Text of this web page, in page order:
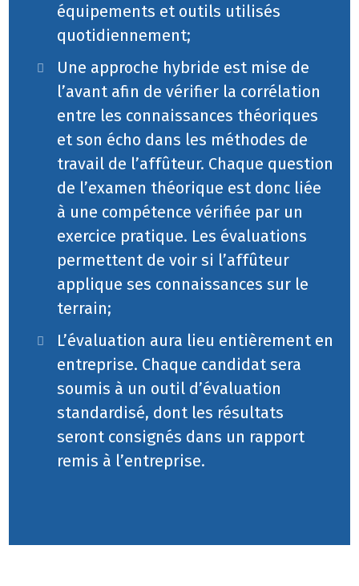
équipements et outils utilisés
quotidiennement;
Une approche hybride est mise de
l’avant afin de vérifier la corrélation
entre les connaissances théoriques
et son écho dans les méthodes de
travail de l’affûteur. Chaque question
de l’examen théorique est donc liée
à une compétence vérifiée par un
exercice pratique. Les évaluations
permettent de voir si l’affûteur
applique ses connaissances sur le
terrain;
L’évaluation aura lieu entièrement en
entreprise. Chaque candidat sera
soumis à un outil d’évaluation
standardisé, dont les résultats
seront consignés dans un rapport
remis à l’entreprise.